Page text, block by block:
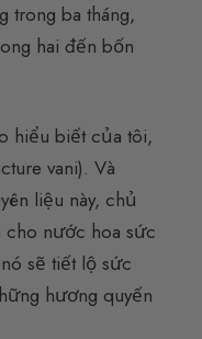
trong ba tháng,
hai đến bốn
hiểu biết của tôi,
vani). Và
liệu này, chủ
nước hoa sức
sẽ tiết lộ sức
hương quyến